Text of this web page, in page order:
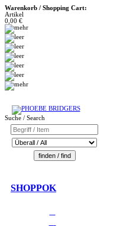
Warenkorb / Shopping Cart:
Artikel
0,00 €
Suche / Search
SHOPPOK